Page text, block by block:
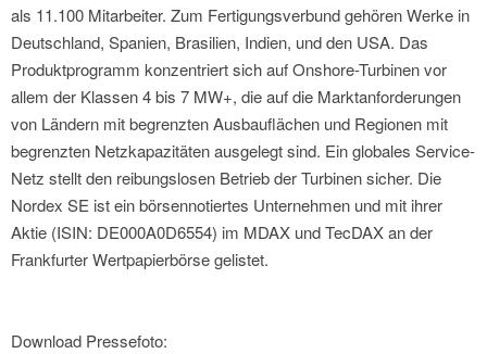
als 11.100 Mitarbeiter. Zum Fertigungsverbund gehören Werke in
Deutschland, Spanien, Brasilien, Indien, und den USA. Das
Produktprogramm konzentriert sich auf Onshore-Turbinen vor
allem der Klassen 4 bis 7 MW+, die auf die Marktanforderungen
von Ländern mit begrenzten Ausbauflächen und Regionen mit
begrenzten Netzkapazitäten ausgelegt sind. Ein globales Service-
Netz stellt den reibungslosen Betrieb der Turbinen sicher. Die
Nordex SE ist ein börsennotiertes Unternehmen und mit ihrer
Aktie (ISIN: DE000A0D6554) im MDAX und TecDAX an der
Frankfurter Wertpapierbörse gelistet.
Download Pressefoto: